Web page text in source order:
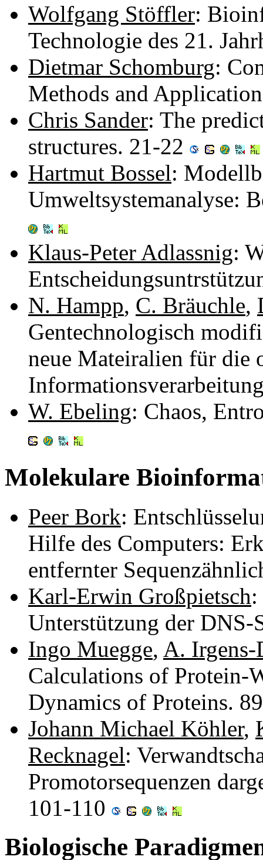
Wolfgang Stöffler:
Technologie des 21.
Dietmar Schomburg:
Methods and
Chris Sander: The
structures. 21-22
Hartmut Bossel:
Umweltsystemanalyse:
Klaus-Peter Adlassnig:
N. Hampp, C. Bräuchle,
Gentechnologisch
neue Mateiralien für die
W. Ebeling: Chaos,
Molekulare
Peer Bork:
Hilfe des Computers:
entfernter
Karl-Erwin Großpietsch
Unterstützung der DNS-
Ingo Muegge, A. Irgens-
Calculations of Protein-
Dynamics of Proteins.
Johann Michael Köhler,
Recknagel:
Promotorsequenzen
101-110
Biologische